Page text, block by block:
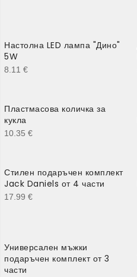
Настолна LED лампа "Дино"
5W
8.11 €
Пластмасова количка за
кукла
10.35 €
Стилен подаръчен комплект
Jack Daniels от 4 части
17.99 €
Универсален мъжки
подаръчен комплект от 3
части